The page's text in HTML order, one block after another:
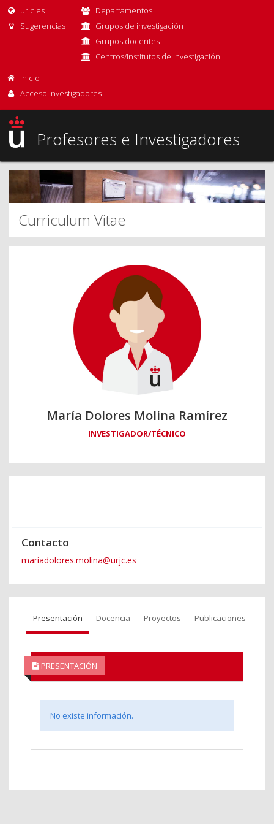
urjc.es
Sugerencias
Departamentos
Grupos de investigación
Grupos docentes
Centros/Institutos de Investigación
Inicio
Acceso Investigadores
Profesores e Investigadores
Curriculum Vitae
María Dolores Molina Ramírez
INVESTIGADOR/TÉCNICO
Contacto
mariadolores.molina@urjc.es
Presentación Docencia Proyectos Publicaciones
PRESENTACIÓN
No existe información.